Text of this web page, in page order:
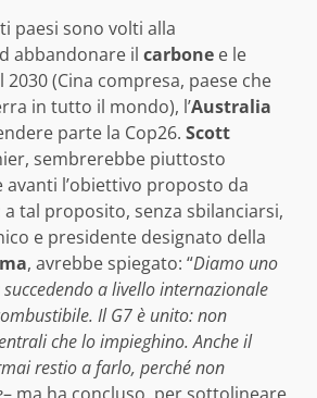
paesi sono volti alla
abbandonare il carbone e le
2030 (Cina compresa, paese che
in tutto il mondo), l’Australia
parte la Cop26. Scott
sembrerebbe piuttosto
l’obiettivo proposto da
tal proposito, senza sbilanciarsi,
e presidente designato della
, avrebbe spiegato: “Diamo uno
a livello internazionale
Il G7 è unito: non
che lo impieghino. Anche il
restio a farlo, perché non